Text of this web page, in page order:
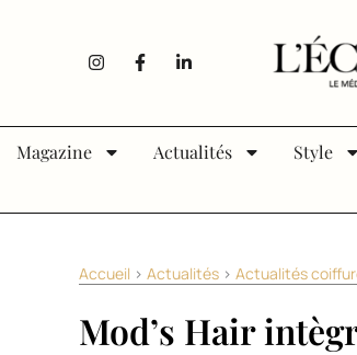
I
n
a
F
a
b
f
L
i
e
i
i
Magazine Actualités Style
Accueil > Actualités > Actualités
Mod’s Hair